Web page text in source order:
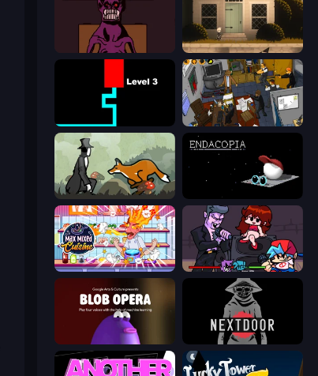
Owner is Dead 2 Once Upon A Coma
Scary Maze Foreign Creature 2
The Illusionist's Dream Endacopia
Max Mixed Cuisine Friday Night Funkin'
Blob Opera NextDoor